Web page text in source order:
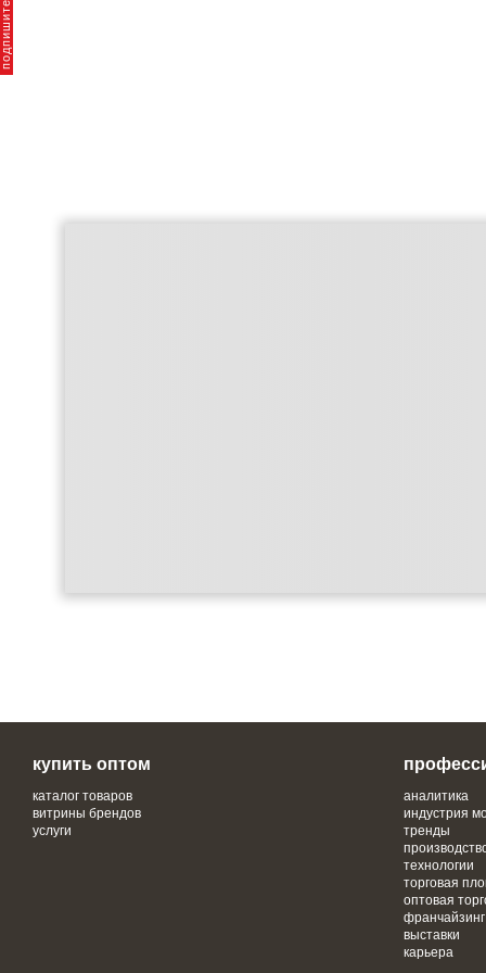
купить оптом
каталог товаров
витрины брендов
услуги
аналитика
индустрия
тренды
технологии
торговая
оптовая
франчайзинг
выставки
карьера